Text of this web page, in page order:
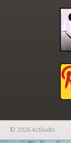
© 2026 Actiludis